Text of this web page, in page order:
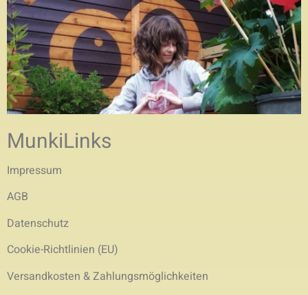
MunkiLinks
Impressum
AGB
Datenschutz
Cookie-Richtlinien (EU)
Versandkosten & Zahlungsmöglichkeiten